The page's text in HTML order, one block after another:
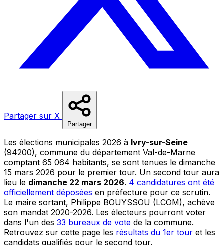
Partager sur X
Partager
Les élections municipales 2026 à Ivry-sur-Seine
(94200), commune du département Val-de-Marne
comptant 65 064 habitants, se sont tenues le dimanche
15 mars 2026 pour le premier tour. Un second tour aura
lieu le dimanche 22 mars 2026. 4 candidatures ont été
officiellement déposées en préfecture pour ce scrutin.
Le maire sortant, Philippe BOUYSSOU (LCOM), achève
son mandat 2020-2026. Les électeurs pourront voter
dans l'un des 33 bureaux de vote de la commune.
Retrouvez sur cette page les résultats du 1er tour et les
candidats qualifiés pour le second tour.